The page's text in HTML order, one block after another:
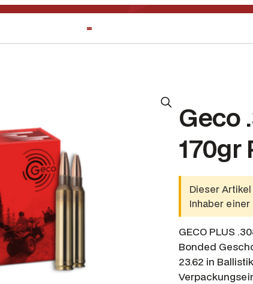
Geco
170gr
Dieser
Inhaber
GECO PLUS
Bonded
23.62 in